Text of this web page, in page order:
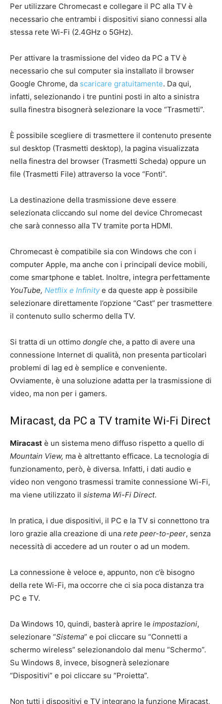
Per utilizzare Chromecast e collegare il PC alla TV è
necessario che entrambi i dispositivi siano connessi alla
stessa rete Wi-Fi (2.4GHz o 5GHz).
Per attivare la trasmissione del video da PC a TV è
necessario che sul computer sia installato il browser
Google Chrome, da scaricare gratuitamente. Da qui,
infatti, selezionando i tre puntini posti in alto a sinistra
sulla finestra bisognerà selezionare la voce “Trasmetti”.
È possibile scegliere di trasmettere il contenuto presente
sul desktop (Trasmetti desktop), la pagina visualizzata
nella finestra del browser (Trasmetti Scheda) oppure un
file (Trasmetti File) attraverso la voce “Fonti”.
La destinazione della trasmissione deve essere
selezionata cliccando sul nome del device Chromecast
che sarà connesso alla TV tramite porta HDMI.
Chromecast è compatibile sia con Windows che con i
computer Apple, ma anche con i principali device mobili,
come smartphone e tablet. Inoltre, integra perfettamente
YouTube, Netflix e Infinitye da queste app è possibile
selezionare direttamente l’opzione “Cast” per trasmettere
il contenuto sullo schermo della TV.
Si tratta di un ottimo dongle che, a patto di avere una
connessione Internet di qualità, non presenta particolari
problemi di lag ed è semplice e conveniente.
Ovviamente, è una soluzione adatta per la trasmissione di
video, ma non per i gamers.
Miracast, da PC a TV tramite Wi-Fi Direct
Miracast è un sistema meno diffuso rispetto a quello di
Mountain View, ma è altrettanto efficace. La tecnologia di
funzionamento, però, è diversa. Infatti, i dati audio e
video non vengono trasmessi tramite connessione Wi-Fi,
ma viene utilizzato il sistema Wi-Fi Direct.
In pratica, i due dispositivi, il PC e la TV si connettono tra
loro grazie alla creazione di una rete peer-to-peer, senza
necessità di accedere ad un router o ad un modem.
La connessione è veloce e, appunto, non c’è bisogno
della rete Wi-Fi, ma occorre che ci sia poca distanza tra
PC e TV.
Da Windows 10, quindi, basterà aprire le impostazioni,
selezionare “Sistema” e poi cliccare su “Connetti a
schermo wireless” selezionandolo dal menu “Schermo”.
Su Windows 8, invece, bisognerà selezionare
“Dispositivi” e poi cliccare su “Proietta”.
Non tutti i dispositivi e TV integrano la funzione Miracast,